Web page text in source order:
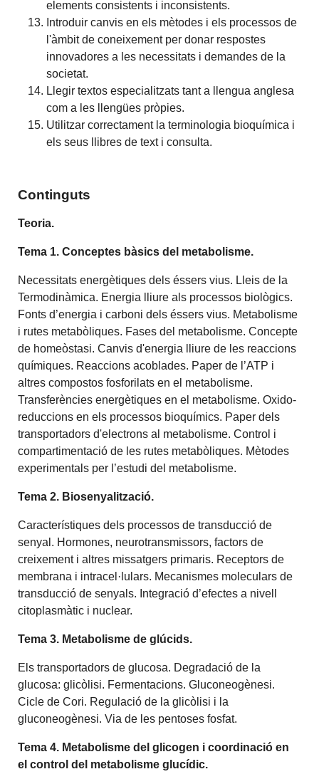
elements consistents i inconsistents.
Introduir canvis en els mètodes i els processos de
l'àmbit de coneixement per donar respostes
innovadores a les necessitats i demandes de la
societat.
Llegir textos especialitzats tant a llengua anglesa
com a les llengües pròpies.
Utilitzar correctament la terminologia bioquímica i
els seus llibres de text i consulta.
Continguts
Teoria.
Tema 1. Conceptes bàsics del metabolisme.
Necessitats energètiques dels éssers vius. Lleis de la
Termodinàmica. Energia lliure als processos biològics.
Fonts d’energia i carboni dels éssers vius. Metabolisme
i rutes metabòliques. Fases del metabolisme. Concepte
de homeòstasi. Canvis d'energia lliure de les reaccions
químiques. Reaccions acoblades. Paper de l’ATP i
altres compostos fosforilats en el metabolisme.
Transferències energètiques en el metabolisme. Oxido-
reduccions en els processos bioquímics. Paper dels
transportadors d'electrons al metabolisme. Control i
compartimentació de les rutes metabòliques. Mètodes
experimentals per l’estudi del metabolisme.
Tema 2. Biosenyalització.
Característiques dels processos de transducció de
senyal. Hormones, neurotransmissors, factors de
creixement i altres missatgers primaris. Receptors de
membrana i intracel·lulars. Mecanismes moleculars de
transducció de senyals. Integració d’efectes a nivell
citoplasmàtic i nuclear.
Tema 3. Metabolisme de glúcids.
Els transportadors de glucosa. Degradació de la
glucosa: glicòlisi. Fermentacions. Gluconeogènesi.
Cicle de Cori. Regulació de la glicòlisi i la
gluconeogènesi. Via de les pentoses fosfat.
Tema 4. Metabolisme del glicogen i coordinació en
el control del metabolisme glucídic.